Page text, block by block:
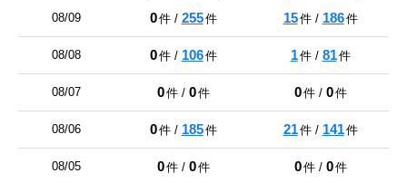
08/09 0件 / 255件 15件 / 186件
08/08 0件 / 106件 1件 / 81件
08/07 0件 / 0件 0件 / 0件
08/06 0件 / 185件 21件 / 141件
08/05 0件 / 0件 0件 / 0件